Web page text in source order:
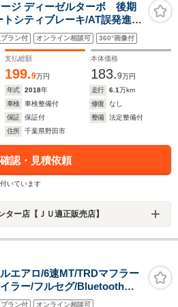
ジ ディーゼルターボ 後期
シティブレーキ/AT誤発進抑
クルコン/LKA/車線逸脱警
/茶本革/シートヒーター/Pシ
ルセグ/Bluetooth/ETC
ラン付 オンライン相談可 360°画像付
支払総額
199.9万円
本体価格
183.9万円
年式
2018年 走行 6.1万km
車検
車検整備付 修復
なし
保証
保証付 整備
法定整備付
住所
千葉県野田市
認・見積依頼
いています
ター店【ＪＵ適正販売店】
アロ/6速MT/TRDマフラー
ラー/フルセグ/Bluetooth接
き
ラン付 オンライン相談可